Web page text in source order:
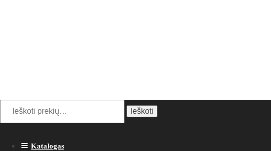
Ieškoti:
Ieškoti
Katalogas